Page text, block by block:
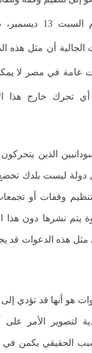
السودان في منطقة السيدة زينب
الجالية أن مثل هذه
عامة في مصر لا يمكن
تحرك خارج هذا
الذين
ليست بلدك تخضع
وقفات أو
نشرها دون هذا
هذه الدعوات قد
هو أنها قد تؤدي
لتصوير الأمر على
الحقيقي يكمن في